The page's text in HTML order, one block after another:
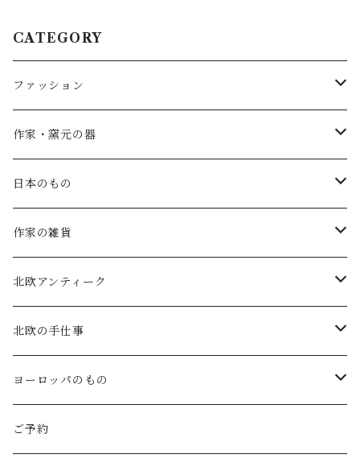
CATEGORY
ファッション
SALE
atelier naruse
atelier naruse (ﾌｫｰﾏﾙ)
MAGALI
Gauze#
ROBE de PEAU
LABORATORY
作家・窯元の器
矢島操(器)
小鹿田焼の器
中川紀夫(器)
斉藤幸代（器）
icura(木工）
でく工房(ガラス)
日本のもの
コーヒーの道具
鳥越の竹細工(岩手)
わら細工たくぼ(宮崎)
南部鉄器(岩手)
佐渡の釜敷(新潟)
作家の雑貨
habotan
幸生窯
kitona(木製ﾌﾞﾛｰﾁ)
edge(革ﾌﾞﾛｰﾁ)
北欧アンティーク
ARABIA・iittala
グラスウェア
Kronjyden/B&G
北欧の手仕事
白樺の雑貨
白樺のオーナメント
ヨーロッパのもの
スウェーデン
ご予約